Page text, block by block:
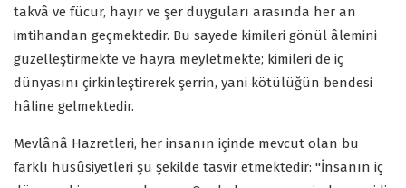
takvâ ve fücur, hayır ve şer duyguları arasında her an
imtihandan geçmektedir. Bu sayede kimileri gönül âlemini
güzelleştirmekte ve hayra meyletmekte; kimileri de iç
dünyasını çirkinleştirerek şerrin, yani kötülüğün bendesi
hâline gelmektedir.
Mevlânâ Hazretleri, her insanın içinde mevcut olan bu
farklı husûsiyetleri şu şekilde tasvir etmektedir: "İnsanın iç